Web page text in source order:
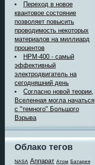
Переход в новое
квантовое состояние
позволяет повысить
проводимость некоторых
материалов на миллиард
процентов
HPM-400 - самый
эффективный
электродвигатель на
сегодняшний день
Согласно новой теории,
Вселенная могла начаться
с "темного" Большого
Взрыва
Облако тегов
NASA Аппарат Атом Батарея